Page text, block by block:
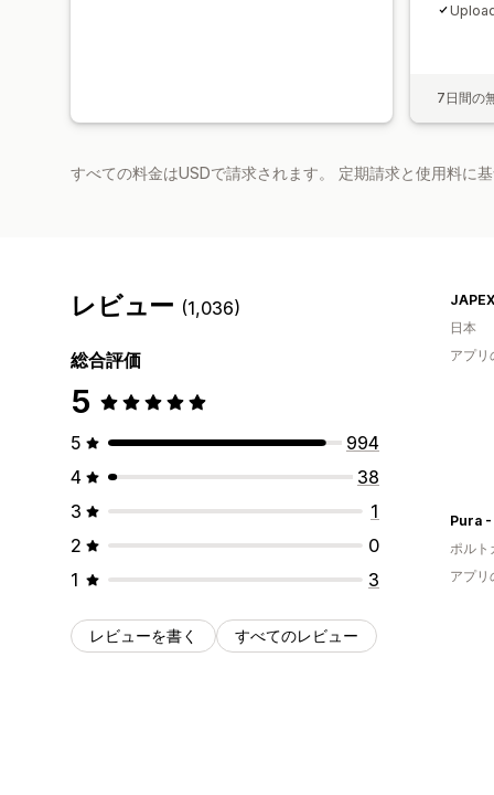
7日間の
すべての料金はUSDで請求されます。 定期請求と使用料に
レビュー (1,036)
総合評価
5
5
994
4
38
3
1
2
0
1
3
レビューを書く すべてのレビュー
日本
アプリ
Pura
ポルト
アプリ